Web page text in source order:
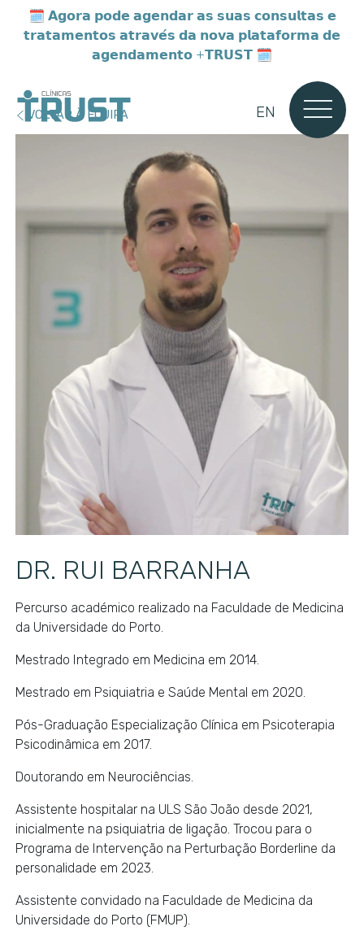
🗓️ 𝗔𝗴𝗼𝗿𝗮 𝗽𝗼𝗱𝗲 𝗮𝗴𝗲𝗻𝗱𝗮𝗿 𝗮𝘀 𝘀𝘂𝗮𝘀 𝗰𝗼𝗻𝘀𝘂𝗹𝘁𝗮𝘀 𝗲
𝘁𝗿𝗮𝘁𝗮𝗺𝗲𝗻𝘁𝗼𝘀 𝗮𝘁𝗿𝗮𝘃𝗲́𝘀 𝗱𝗮 𝗻𝗼𝘃𝗮 𝗽𝗹𝗮𝘁𝗮𝗳𝗼𝗿𝗺𝗮 𝗱𝗲
𝗮𝗴𝗲𝗻𝗱𝗮𝗺𝗲𝗻𝘁𝗼 +𝗧𝗥𝗨𝗦𝗧 🗓️
EN
VOLTAR À EQUIPA
DR. RUI BARRANHA
Percurso académico realizado na Faculdade de Medicina
da Universidade do Porto.
Mestrado Integrado em Medicina em 2014.
Mestrado em Psiquiatria e Saúde Mental em 2020.
Pós-Graduação Especialização Clínica em Psicoterapia
Psicodinâmica em 2017.
Doutorando em Neurociências.
Assistente hospitalar na ULS São João desde 2021,
inicialmente na psiquiatria de ligação. Trocou para o
Programa de Intervenção na Perturbação Borderline da
personalidade em 2023.
Assistente convidado na Faculdade de Medicina da
Universidade do Porto (FMUP).